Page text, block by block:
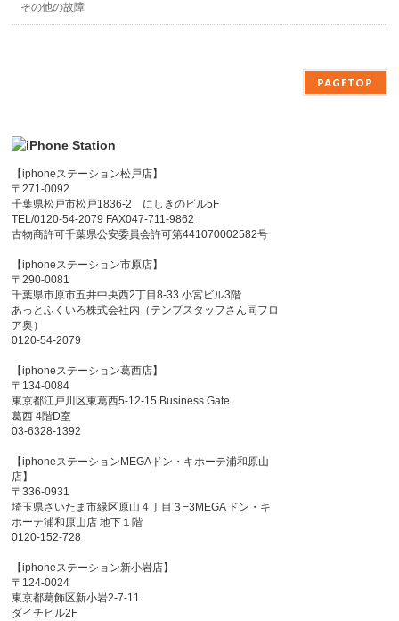
その他の故障
PAGETOP
【iphoneステーション松戸店】
〒271-0092
千葉県松戸市松戸1836-2 にしきのビル5F
TEL/0120-54-2079 FAX047-711-9862
古物商許可千葉県公安委員会許可第441070002582号
【iphoneステーション市原店】
〒290-0081
千葉県市原市五井中央西2丁目8-33 小宮ビル3階
あっとふくいろ株式会社内（テンプスタッフさん同フロ
ア奥）
0120-54-2079
【iphoneステーション葛西店】
〒134-0084
東京都江戸川区東葛西5-12-15 Business Gate
葛西 4階D室
03-6328-1392
【iphoneステーションMEGAドン・キホーテ浦和原山
店】
〒336-0931
埼玉県さいたま市緑区原山４丁目３−3MEGA ドン・キ
ホーテ浦和原山店 地下１階
0120-152-728
【iphoneステーション新小岩店】
〒124-0024
東京都葛飾区新小岩2-7-11
ダイチビル2F